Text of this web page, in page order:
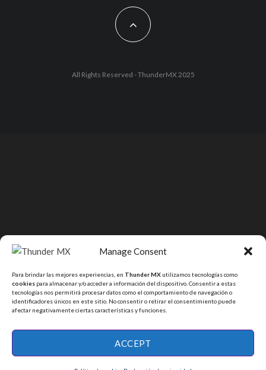
Manage Consent
Para brindar las mejores experiencias, en Thunder MX utilizamos tecnologías como
cookies para almacenar y/o acceder a información del dispositivo. Consentir a estas
tecnologías nos permitirá procesar datos como el comportamiento de navegación o
identificadores únicos en este sitio. No consentir o retirar el consentimiento puede
afectar negativamente ciertas características y funciones.
ACCEPT
All Rights Reserved - ThunderMX 2025